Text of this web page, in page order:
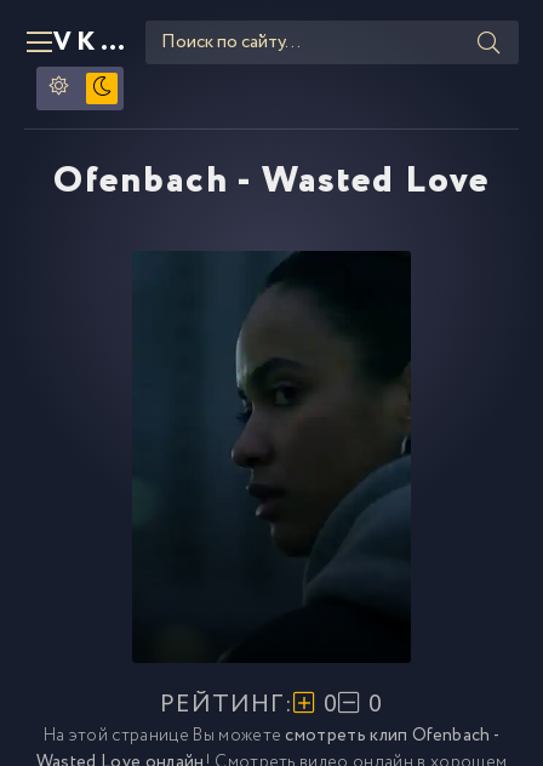
VKLIPE RU
Ofenbach - Wasted Love
РЕЙТИНГ: 0 0
На этой странице Вы можетесмотреть клип Ofenbach -